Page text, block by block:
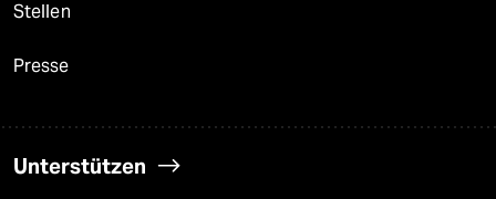
Stellen
Presse
Unterstützen